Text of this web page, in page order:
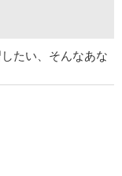
たい、そんなあな